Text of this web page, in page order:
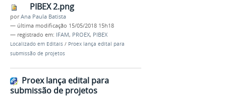
PIBEX 2.png
porAna Paula Batista
— última modificação 15/05/2018 15h18
— registrado em: IFAM, PROEX, PIBEX
Localizado em Editais / Proex lança edital para
submissão de projetos
Proex lança edital para
submissão de projetos